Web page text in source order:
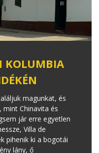
KOLUMBIA
magunkat, és
mint Chinavita és
jár erre egyetlen
Villa de
pihenik ki a bogotái
lány, ő